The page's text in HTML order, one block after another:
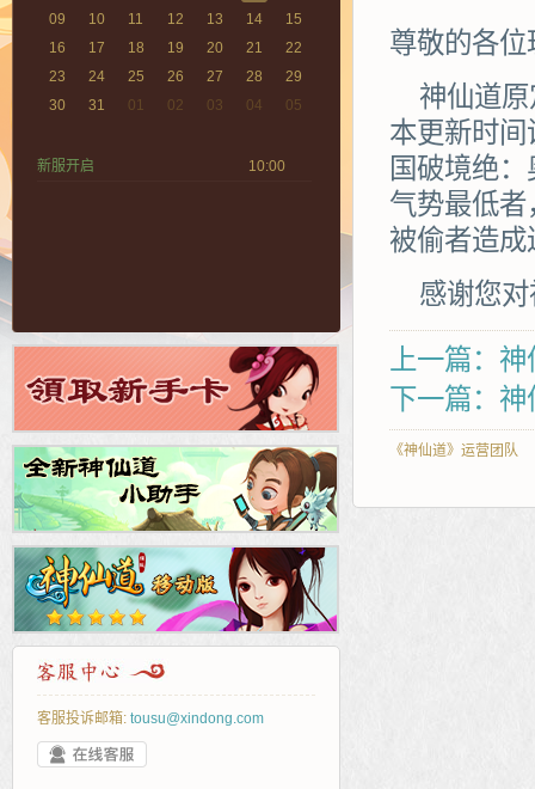
09
10 11 12 13 14
15
16
17 18 19 20 21
22
23
24 25 26 27 28
29
30
31 01 02 03 04 05
新服开启 10:00
客服投诉邮箱: tousu@xindong.com
尊敬的各位
神仙道
本更新时
国破境绝
气势最低
被偷者造成
感谢您
上一篇：
下一篇：
《神仙道》运营团队